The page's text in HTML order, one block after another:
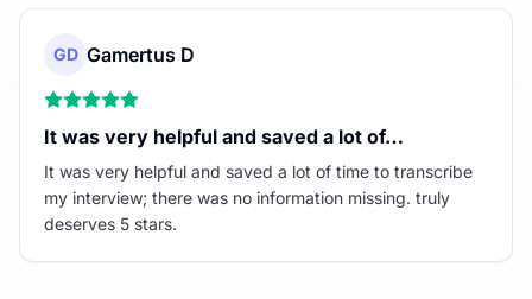
GD Gamertus D
It was very helpful and saved a lot of…
It was very helpful and saved a lot of time to transcribe
my interview; there was no information missing. truly
deserves 5 stars.